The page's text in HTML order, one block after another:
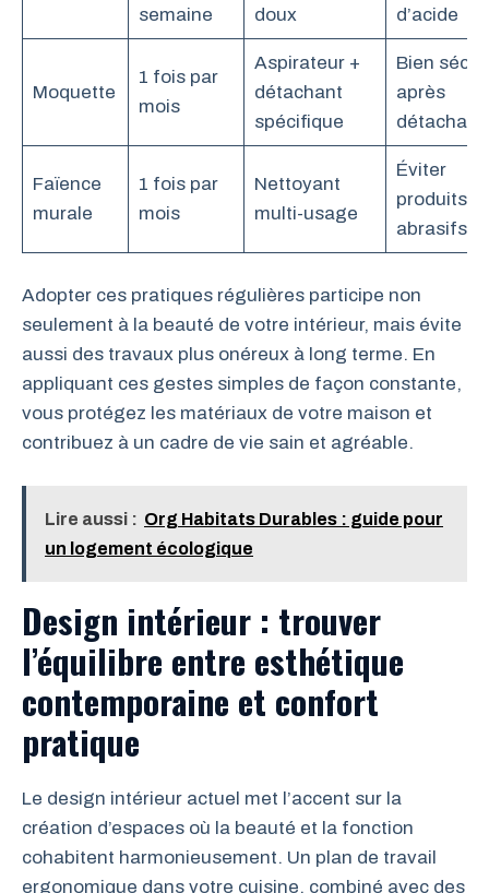
semaine doux d’acide
Moquette
1 fois par
mois
Aspirateur +
détachant
spécifique
Bien
après
détachage
Faïence
murale
1 fois par
mois
Nettoyant
multi-usage
Éviter
produits
abrasifs
Adopter ces pratiques régulières participe non
seulement à la beauté de votre intérieur, mais évite
aussi des travaux plus onéreux à long terme. En
appliquant ces gestes simples de façon constante,
vous protégez les matériaux de votre maison et
contribuez à un cadre de vie sain et agréable.
Lire aussi : Org Habitats Durables : guide pour
un logement écologique
Design intérieur : trouver
l’équilibre entre esthétique
contemporaine et confort
pratique
Le design intérieur actuel met l’accent sur la
création d’espaces où la beauté et la fonction
cohabitent harmonieusement. Un plan de travail
ergonomique dans votre cuisine, combiné avec des